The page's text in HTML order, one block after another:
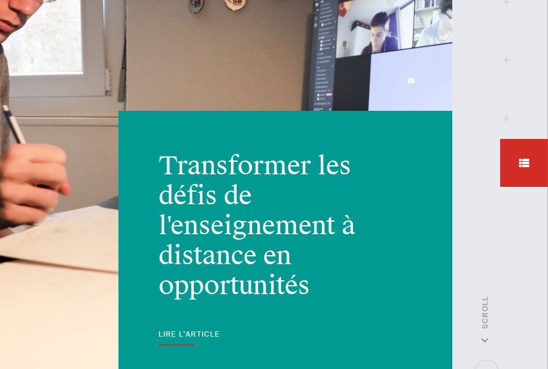
2
0
2
0
Transformer les
défis de
l'enseignement à
distance en
opportunités
LIRE L'ARTICLE
SCROLL